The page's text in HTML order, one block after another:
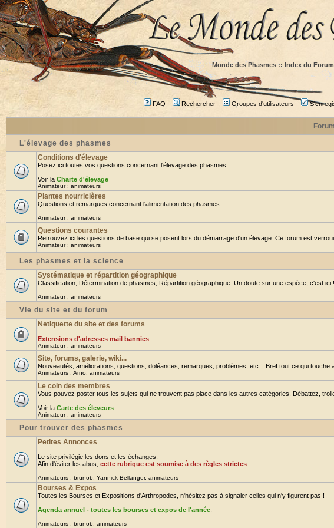
Monde des Phasmes :: Index du Forum
FAQ Rechercher Groupes d'utilisateurs
Forum
L'élevage des phasmes
Conditions d'élevage
Posez ici toutes vos questions concernant l'élevage des phasmes.
Voir la Charte d'élevage
Animateur : animateurs
Plantes nourricières
Questions et remarques concernant l'alimentation des phasmes.
Animateur : animateurs
Questions courantes
Retrouvez ici les questions de base qui se posent lors du démarrage d'un élevage. Ce forum est
Animateur : animateurs
Les phasmes et la science
Systématique et répartition géographique
Classification, Détermination de phasmes, Répartition géographique. Un doute sur une espèce, c'est ici !
Animateur : animateurs
Vie du site et du forum
Netiquette du site et des forums
Extensions d'adresses mail bannies
Animateur : animateurs
Site, forums, galerie, wiki...
Nouveautés, améliorations, questions, doléances, remarques, problèmes, etc... Bref tout ce qui touche
Animateurs : Arno animateurs
Le coin des membres
Vous pouvez poster tous les sujets qui ne trouvent pas place dans les autres catégories. Débattez,
Voir la Carte des éleveurs
Animateur : animateurs
Pour trouver des phasmes
Petites Annonces
Le site privilègie les dons et les échanges.
Afin d'éviter les abus, cette rubrique est soumise à des règles strictes
Animateurs : brunob Yannick Bellanger, animateurs
Bourses & Expos
Toutes les Bourses et Expositions d'Arthropodes, n'hésitez pas à signaler celles qui n'y figurent pas !
Agenda annuel - toutes les bourses et expos de l'année
Animateurs : brunob animateurs